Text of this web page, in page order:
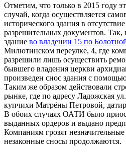
Отметим, что только в 2015 году
случай, когда осуществляется
исторического здания в
разрешительных документов. Так,
здание во владении 15 по
Милютинском переулке, 4, где
разрешили лишь осуществить
бывшего владения церкви
произведен снос здания с
Таким же образом действовали
рынке, где по адресу Ладожская
купчихи Матрёны Петровой,
В обоих случаях ОАТИ было
выданных ордеров и выдано
Компаниям грозят
незаконные сносы продолжаются.